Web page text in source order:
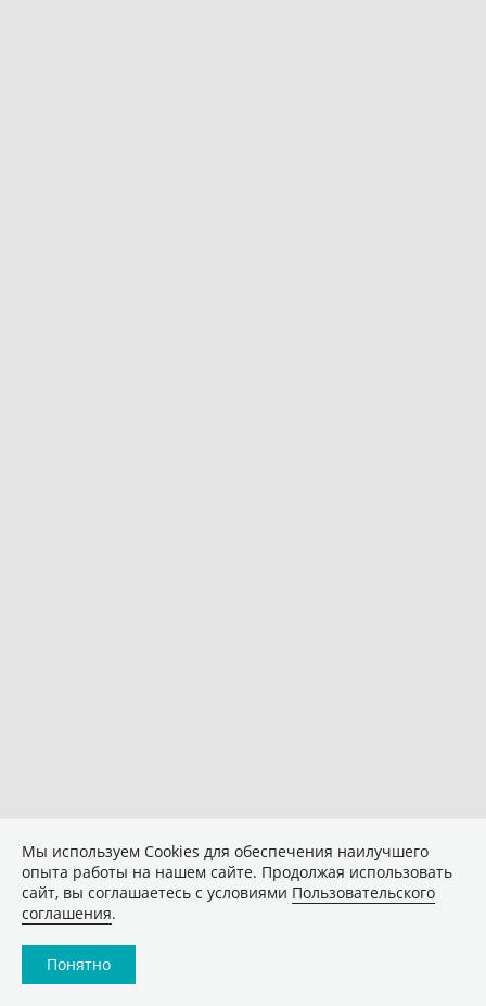
Мы используем Сookies для обеспечения наилучшего
опыта работы на нашем сайте. Продолжая использовать
сайт, вы соглашаетесь с условиями Пользовательского
соглашения.
Понятно